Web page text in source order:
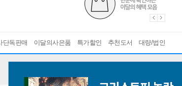
단독판매 이달의사은품 특가할인 추천도서 대량/법인